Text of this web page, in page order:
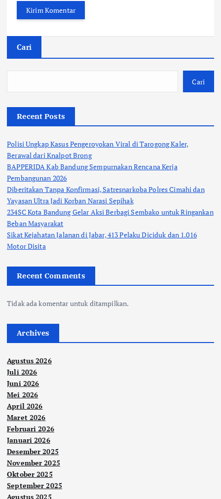
Cari
Cari
Recent Posts
Polisi Ungkap Kasus Pengeroyokan Viral di Tarogong Kaler,
Berawal dari Knalpot Brong
BAPPERIDA Kab Bandung Sempurnakan Rencana Kerja
Pembangunan 2026
Diberitakan Tanpa Konfirmasi, Satresnarkoba Polres Cimahi dan
Yayasan Ultra Jadi Korban Narasi Sepihak
234SC Kota Bandung Gelar Aksi Berbagi Sembako untuk Ringankan
Beban Masyarakat
Sikat Kejahatan Jalanan di Jabar, 413 Pelaku Diciduk dan 1.016
Motor Disita
Recent Comments
Tidak ada komentar untuk ditampilkan.
Archives
Agustus 2026
Juli 2026
Juni 2026
Mei 2026
April 2026
Maret 2026
Februari 2026
Januari 2026
Desember 2025
November 2025
Oktober 2025
September 2025
Agustus 2025